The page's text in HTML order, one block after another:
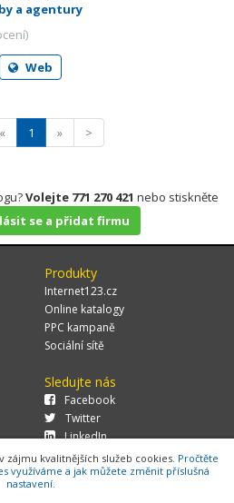
a agentury
Web
« 1 » >
Volejte 771 270 421 nebo stiskněte
se a přidat firmu
Produkty
Internet123.cz
Online katalogy
PPC kampaně
Sociální sítě
Sledujte nás
Facebook
Twitter
LinkedIn
zájmu kvalitnějších služeb cookies. Pročtěte
využíváme a jak můžete změnit příslušná
nastavení.